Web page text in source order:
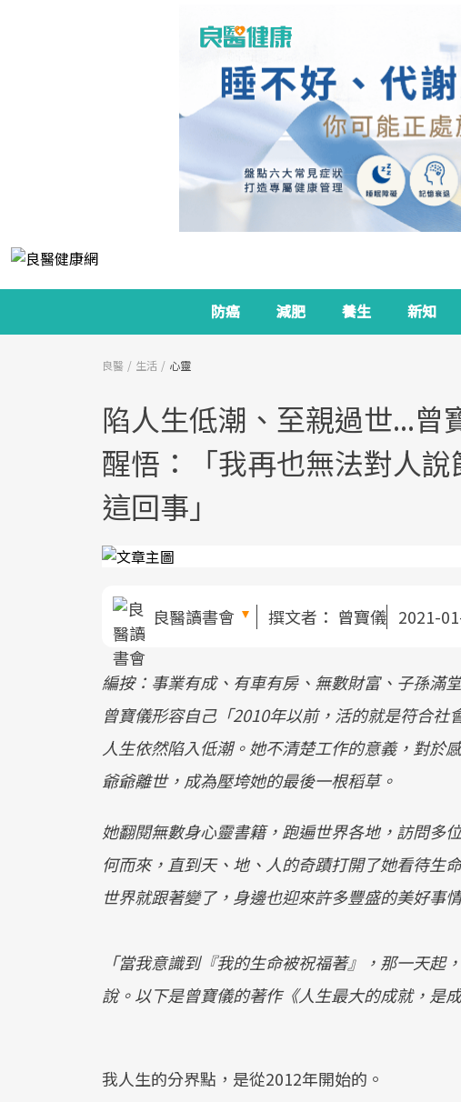
防癌 減肥 養生 新知
良醫 生活 心靈
陷人生低潮、至親過世...曾
醒悟：「我再也無法對人
這回事」
良醫讀書會 撰文者： 曾寶儀 2021-
編按：事業有成、有車有房、無數財富、子孫
曾寶儀形容自己「2010年以前，活的就是符合社
人生依然陷入低潮。她不清楚工作的意義，對於
爺爺離世，成為壓垮她的最後一根稻草。
她翻閱無數身心靈書籍，跑遍世界各地，訪問多
何而來，直到天、地、人的奇蹟打開了她看待生
世界就跟著變了，身邊也迎來許多豐盛的美好事
「當我意識到『我的生命被祝福著』，那一天
說。以下是曾寶儀的著作《人生最大的成就，是
我人生的分界點，是從2012年開始的。